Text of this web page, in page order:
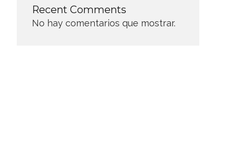
Recent Comments
No hay comentarios que mostrar.